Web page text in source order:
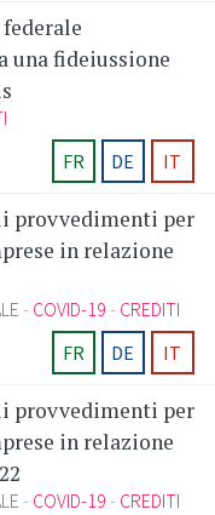
una fideiussione
FR
DE IT
provvedimenti per
in relazione
COVID-19
CREDITI
FR
DE IT
provvedimenti per
in relazione
COVID-19
CREDITI